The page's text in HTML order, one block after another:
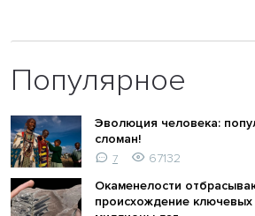
Популярное
Эволюция человека:
сломан!
7
67132
Окаменелости
происхождение ключевых